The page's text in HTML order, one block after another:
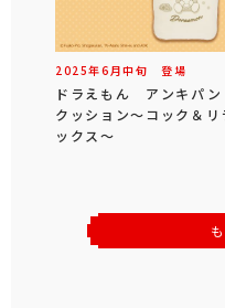
2025年6 月中旬 登場
ドラえもん アンキパン
クッション～コック＆リ
ックス～